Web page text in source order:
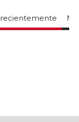
recientemente